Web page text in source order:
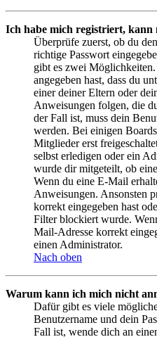
Ich habe mich registriert, kann
Überprüfe zuerst, ob du
richtige Passwort
gibt es zwei Möglichkeiten.
angegeben hast, dass du
einer deiner Eltern oder
Anweisungen folgen, die
der Fall ist, muss dein
werden. Bei einigen
Mitglieder erst
selbst erledigen oder ein
wurde dir mitgeteilt, ob
Wenn du eine E-Mail
Anweisungen. Ansonsten
korrekt eingegeben hast
Filter blockiert wurde.
Mail-Adresse korrekt
einen Administrator.
Nach oben
Warum kann ich mich nicht
Dafür gibt es viele
Benutzername und dein
Fall ist, wende dich an